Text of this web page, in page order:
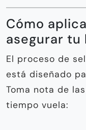
Cómo
asegurar tu
El proceso de
está diseñado
Toma nota de
tiempo vuela: